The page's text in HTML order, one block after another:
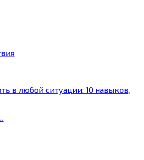
в любой ситуации: 10 навыков,